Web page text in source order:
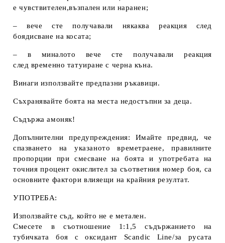
е чувствителен,възпален или наранен;
– вече сте получавали някаква реакция след
боядисване на косата;
– в миналото вече сте получавали реакция
след временно татуиране с черна къна.
Винаги използвайте предпазни ръкавици.
Съхранявайте боята на места недостъпни за деца.
Съдържа амоняк!
Допълнителни предупреждения: Имайте предвид, че
спазването на указаното времетраене, правилните
пропорции при смесване на боята и употребата на
точния процент окислител за съответния номер боя, са
основните фактори влияещи на крайния резултат.
УПОТРЕБА:
Използвайте съд, който не е метален.
Смесете в съотношение 1:1,5 съдържанието на
тубичката боя с оксидант Scandic Line/за русата